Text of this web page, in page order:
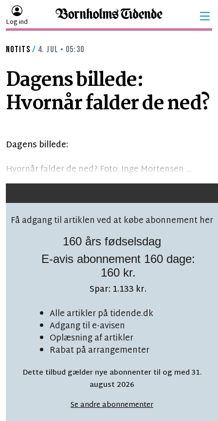
Log ind
NOTITS / 4. JUL • 05:30
Dagens billede:
Hvornår falder de ned?
Dagens billede:
Hvornår falder de ned? Foto: Inge Mortensen ...
Få adgang til artiklen ved at købe abonnement her
160 års fødselsdag
E-avis abonnement 160 dage:
160 kr.
Spar: 1.133 kr.
Alle artikler på tidende.dk
Adgang til e-avisen
Oplæsning af artikler
Rabat på arrangementer
Dette tilbud gælder nye abonnenter til og med 31.
august 2026
Se andre abonnementer
Følg debatten på facebook!
Snart på plads: Ny
skoleleder i sigte